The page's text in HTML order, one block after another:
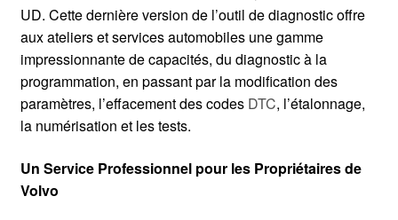
UD. Cette dernière version de l’outil de diagnostic offre
aux ateliers et services automobiles une gamme
impressionnante de capacités, du diagnostic à la
programmation, en passant par la modification des
paramètres, l’effacement des codes DTC, l’étalonnage,
la numérisation et les tests.
Un Service Professionnel pour les Propriétaires de
Volvo